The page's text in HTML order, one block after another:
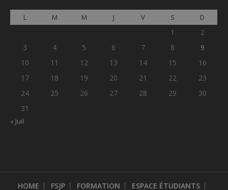
L M M J V S D
1
2
3
4 5 6 7 8
9
10
11 12 13 14 15
16
17
18 19 20 21 22
23
24
25 26 27 28 29
30
31
« Juil
HOME FSJP FORMATION ESPACE ÉTUDIANTS